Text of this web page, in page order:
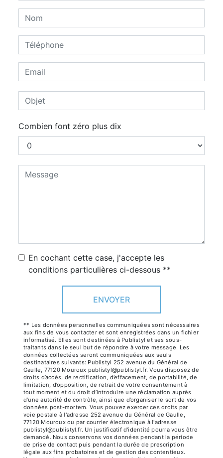
Combien font zéro plus dix
En cochant cette case, j'accepte les
conditions particulières ci-dessous **
ENVOYER
** Les données personnelles communiquées sont nécessaires
aux fins de vous contacter et sont enregistrées dans un fichier
informatisé. Elles sont destinées à Publistyl et ses sous-
traitants dans le seul but de répondre à votre message. Les
données collectées seront communiquées aux seuls
destinataires suivants: Publistyl 252 avenue du Général de
Gaulle, 77120 Mouroux publistyl@publistyl.fr. Vous disposez de
droits d’accès, de rectification, d’effacement, de portabilité, de
limitation, d’opposition, de retrait de votre consentement à
tout moment et du droit d’introduire une réclamation auprès
d’une autorité de contrôle, ainsi que d’organiser le sort de vos
données post-mortem. Vous pouvez exercer ces droits par
voie postale à l'adresse 252 avenue du Général de Gaulle,
77120 Mouroux ou par courrier électronique à l'adresse
publistyl@publistyl.fr. Un justificatif d'identité pourra vous être
demandé. Nous conservons vos données pendant la période
de prise de contact puis pendant la durée de prescription
légale aux fins probatoires et de gestion des contentieux.